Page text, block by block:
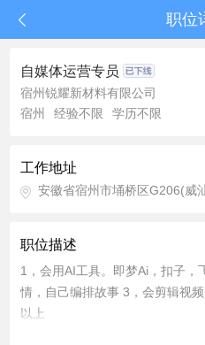
职位
自媒体运营专员
宿州锐耀新材料有限公司
宿州
经验不限 学历不限
工作地址
安徽省宿州市埇桥区G206(威
职位描述
1，会用AI工具。即梦Ai，扣子，
情，自己编排故事 3，会剪辑视
以上